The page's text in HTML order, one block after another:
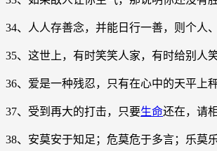
34、人人存善念，并能日行一善，则个人
35、这世上，有时笑笑人家，有时给别人
36、爱是一种残忍，只有在心中的天平上
37、受到再大的打击，只要生命还在，请
38、安莫安于知足；危莫危于多言；乐莫